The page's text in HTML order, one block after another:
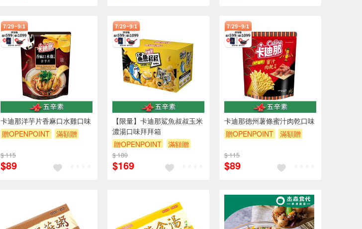
卡迪那洋芋片香麻口水雞口味
贈OPENPOINT
滿額贈
$ 115
$89
【限量】卡迪那鯊魚叔叔玉米
濃湯口味拜拜箱
贈OPENPOINT
滿額贈
贈$200
$ 180
$169
卡迪那德州薯條蜜汁肉乾口味
贈OPENPOINT
滿額贈
$ 115
$89